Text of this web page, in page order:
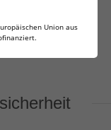
Union aus